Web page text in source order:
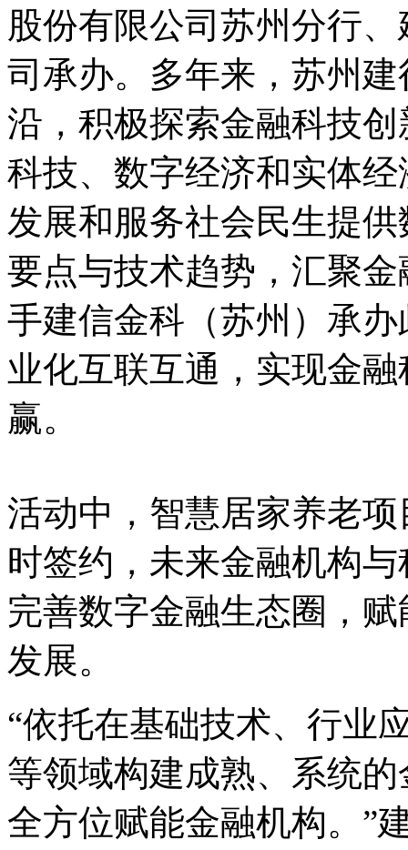
股份有限公司苏州分行
司承办。多年来，苏州
沿，积极探索金融科技
科技、数字经济和实体
发展和服务社会民生提
要点与技术趋势，汇聚
手建信金科（苏州）承
业化互联互通，实现金
赢。
活动中，智慧居家养老
时签约，未来金融机构
完善数字金融生态圈，
发展。
“依托在基础技术、行业
等领域构建成熟、系统
全方位赋能金融机构。”